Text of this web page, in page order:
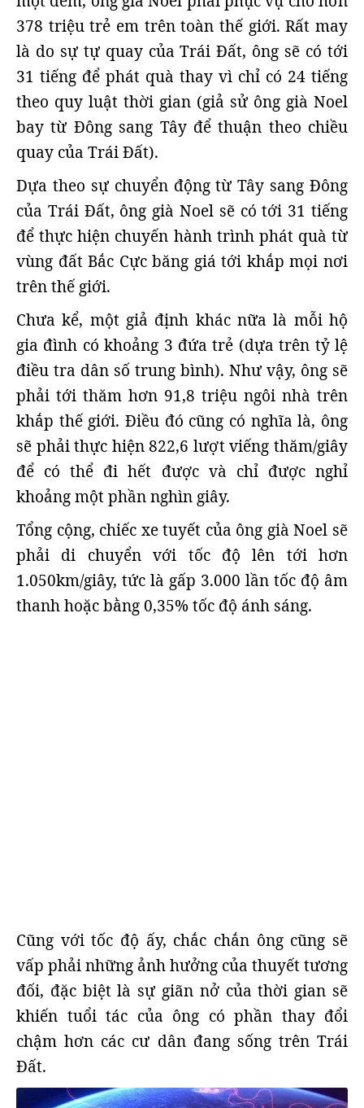
378 triệu trẻ em trên toàn thế giới. Rất may
là do sự tự quay của Trái Đất, ông sẽ có tới
31 tiếng để phát quà thay vì chỉ có 24 tiếng
theo quy luật thời gian (giả sử ông già Noel
bay từ Đông sang Tây để thuận theo chiều
quay của Trái Đất).
Dựa theo sự chuyển động từ Tây sang Đông
của Trái Đất, ông già Noel sẽ có tới 31 tiếng
để thực hiện chuyến hành trình phát quà từ
vùng đất Bắc Cực băng giá tới khắp mọi nơi
trên thế giới.
Chưa kể, một giả định khác nữa là mỗi hộ
gia đình có khoảng 3 đứa trẻ (dựa trên tỷ lệ
điều tra dân số trung bình). Như vậy, ông sẽ
phải tới thăm hơn 91,8 triệu ngôi nhà trên
khắp thế giới. Điều đó cũng có nghĩa là, ông
sẽ phải thực hiện 822,6 lượt viếng thăm/giây
để có thể đi hết được và chỉ được nghỉ
khoảng một phần nghìn giây.
Tổng cộng, chiếc xe tuyết của ông già Noel sẽ
phải di chuyển với tốc độ lên tới hơn
1.050km/giây, tức là gấp 3.000 lần tốc độ âm
thanh hoặc bằng 0,35% tốc độ ánh sáng.
Cũng với tốc độ ấy, chắc chắn ông cũng sẽ
vấp phải những ảnh hưởng của thuyết tương
đối, đặc biệt là sự giãn nở của thời gian sẽ
khiến tuổi tác của ông có phần thay đổi
chậm hơn các cư dân đang sống trên Trái
Đất.